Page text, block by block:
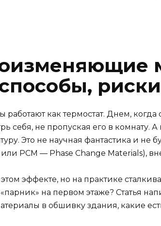
как термостат. Днем, когда
себя, не пропуская его в комнату.
Это не научная фантастика и не
PCM — Phase Change Materials),
эффекте, но на практике
на первом этаже? Статья
в обшивку здания, какие